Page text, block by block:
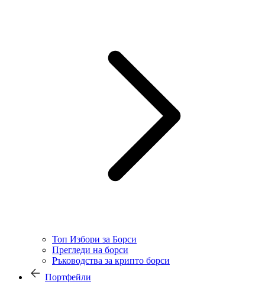
Топ Избори за Борси
Прегледи на борси
Ръководства за крипто борси
Портфейли